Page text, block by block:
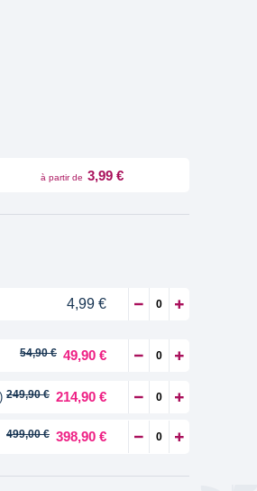
à partir de 3,99 €
4,99 €
54,90 € 49,90 €
249,90 € 214,90 €
499,00 € 398,90 €